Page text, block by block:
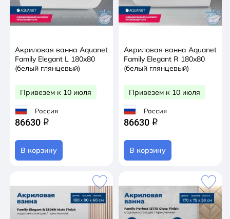
Акриловая ванна Aquanet
Family Elegant L 180x80
(белый глянцевый)
Привезем к 10 июля
Россия
86630 q
В корзину
Акриловая ванна Aquanet
Family Elegant R 180x80
(белый глянцевый)
Привезем к 10 июля
Россия
86630 q
В корзину